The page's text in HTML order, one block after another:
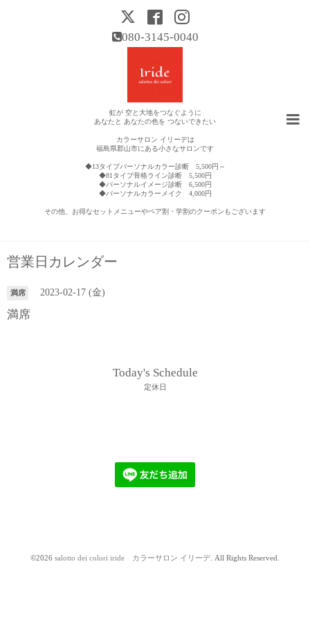
080-3145-0040
虹が 空と大地をつなぐように
あなたと あなたの色を つないできたい
カラーサロン イリーデは
福島県郡山市にある小さなサロンです
◆13タイプパーソナルカラー診断 5,500円～
◆81タイプ骨格ライン診断 5,500円
◆パーソナルイメージ診断 6,500円
◆パーソナルカラーメイク 4,000円
その他、お得なセットメニューやペア割・学割のクーポンもございます
営業日カレンダー
満席 2023-02-17 (金)
満席
Today's Schedule
定休日
©2026 salotto dei colori iride カラーサロン イリーデ. All Rights Reserved.